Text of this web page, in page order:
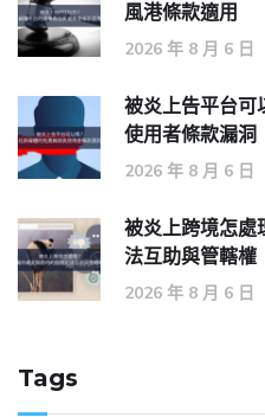
風港條款適用
2026 年 8 月 6 日
被炎上告平台可
使用者條款漏洞
2026 年 8 月 6 日
被炎上跨境怎處
法互助與管轄權
2026 年 8 月 6 日
Tags